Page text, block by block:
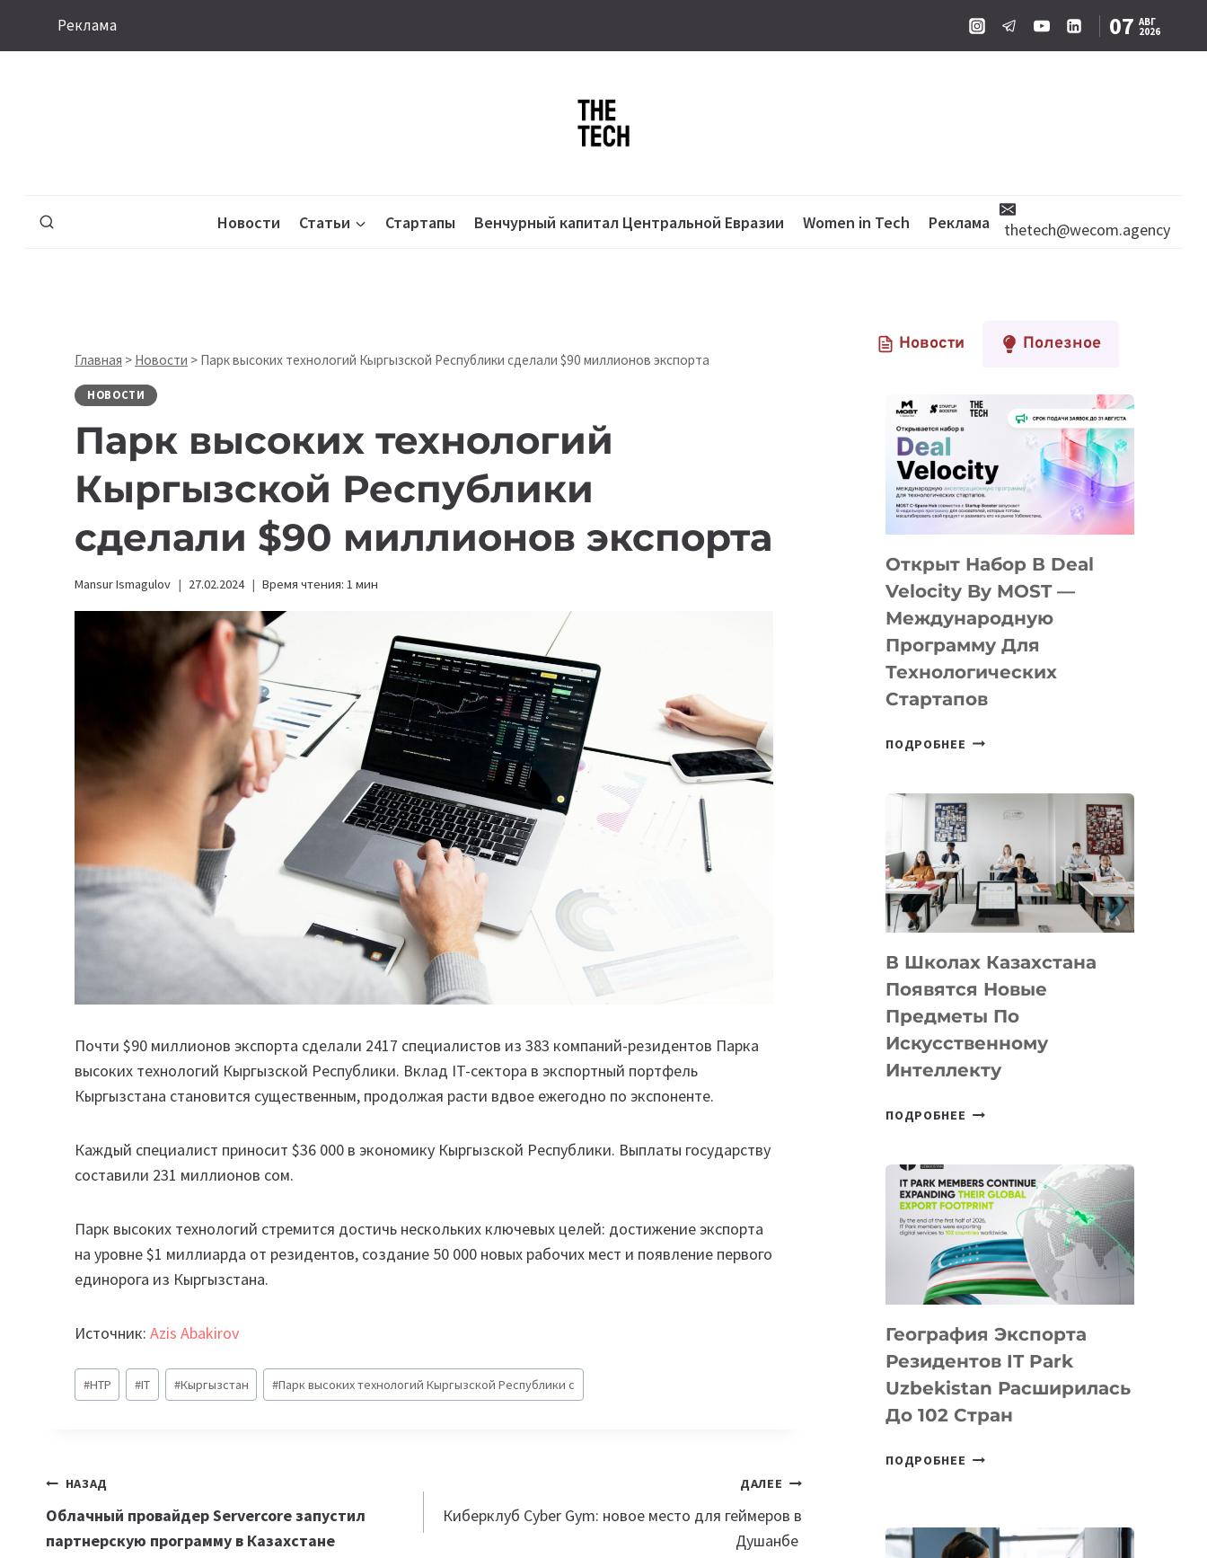
Реклама 07 АВГ
2026
Новости Статьи Стартапы Венчурный капитал Центральной Евразии Women in Tech Реклама thetech@wecom.agency
Главная > Новости > Парк высоких технологий Кыргызской Республики сделали $90 миллионов экспорта
НОВОСТИ
Парк высоких технологий
Кыргызской Республики
сделали $90 миллионов экспорта
Mansur Ismagulov 27.02.2024 Время чтения: 1 мин
Почти $90 миллионов экспорта сделали 2417 специалистов из 383 компаний-резидентов Парка
высоких технологий Кыргызской Республики. Вклад IT-сектора в экспортный портфель
Кыргызстана становится существенным, продолжая расти вдвое ежегодно по экспоненте.
Каждый специалист приносит $36 000 в экономику Кыргызской Республики. Выплаты государству
составили 231 миллионов сом.
Парк высоких технологий стремится достичь нескольких ключевых целей: достижение экспорта
на уровне $1 миллиарда от резидентов, создание 50 000 новых рабочих мест и появление первого
единорога из Кыргызстана.
Источник: Azis Abakirov
Метки
записи:
#HTP #IT #Кыргызстан #Парк высоких технологий Кыргызской Республики с
Навигация
по
НАЗАД
Облачный провайдер Servercore запустил
партнерскую программу в Казахстане
ДАЛЕЕ
Киберклуб Cyber Gym: новое место для геймеров в
Душанбе
Новости Полезное
Открыт Набор В Deal
Velocity By MOST —
Международную
Программу Для
Технологических
Стартапов
ПОДРОБНЕЕ ОТКРЫТ
DEAL
VELOCITY
MOST
—
МЕЖДУНАРОДНУЮ
ДЛЯ
ТЕХНОЛОГИЧЕСКИХ
СТАРТАПОВ
В Школах Казахстана
Появятся Новые
Предметы По
Искусственному
Интеллекту
ПОДРОБНЕЕ
ПОЯВЯТСЯ
НОВЫЕ
ПРЕДМЕТЫ
ПО
ИСКУССТВЕННОМУ
ИНТЕЛЛЕКТУ
География Экспорта
Резидентов IT Park
Uzbekistan Расширилась
До 102 Стран
ПОДРОБНЕЕ ГЕОГРАФИЯ
PARK